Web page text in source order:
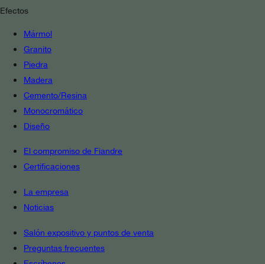
Efectos
Mármol
Granito
Piedra
Madera
Cemento/Resina
Monocromático
Diseño
El compromiso de Fiandre
Certificaciones
La empresa
Noticias
Salón expositivo y puntos de venta
Preguntas frecuentes